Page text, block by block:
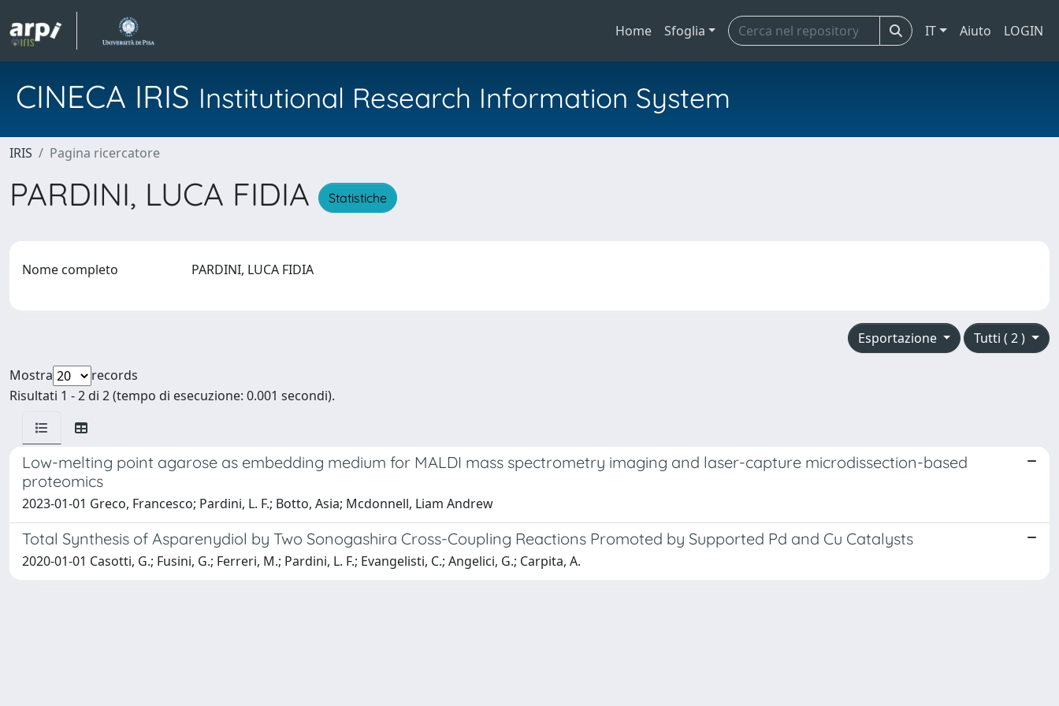
Home Sfoglia IT Aiuto LOGIN
CINECA IRIS Institutional Research Information System
IRIS Pagina ricercatore
PARDINI, LUCA FIDIA Statistiche
Nome completo PARDINI, LUCA FIDIA
Tutti ( 2 )
Esportazione
Mostra
records
Risultati 1 - 2 di 2 (tempo di esecuzione: 0.001 secondi).
Low-melting point agarose as embedding medium for MALDI mass spectrometry imaging and laser-capture microdissection-based
proteomics
2023-01-01 Greco, Francesco; Pardini, L. F.; Botto, Asia; Mcdonnell, Liam Andrew
Total Synthesis of Asparenydiol by Two Sonogashira Cross-Coupling Reactions Promoted by Supported Pd and Cu Catalysts
2020-01-01 Casotti, G.; Fusini, G.; Ferreri, M.; Pardini, L. F.; Evangelisti, C.; Angelici, G.; Carpita, A.